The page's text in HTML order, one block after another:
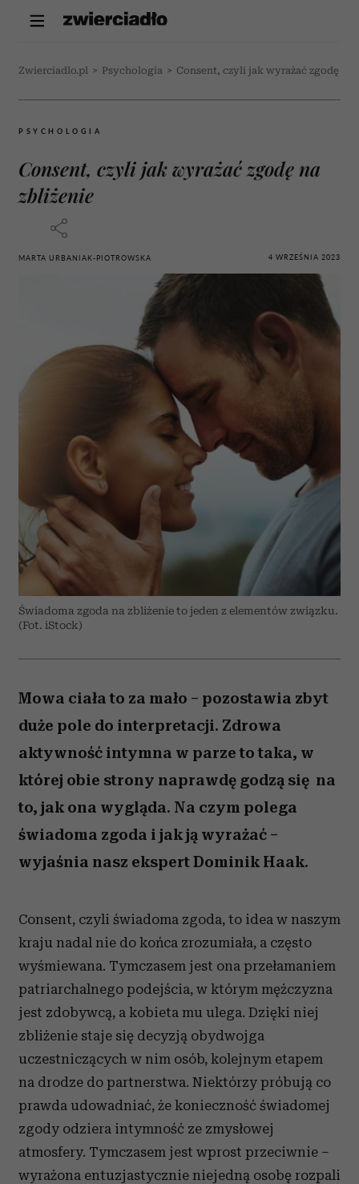
Zwierciadlo.pl > Psychologia > Consent, czyli jak wyrażać zgodę na
PSYCHOLOGIA
Consent, czyli jak wyrażać zgodę na
zbliżenie
MARTA URBANIAK-PIOTROWSKA 4 WRZEŚNIA 2023
Świadoma zgoda na zbliżenie to jeden z elementów związku.
(Fot. iStock)
Mowa ciała to za mało – pozostawia zbyt
duże pole do interpretacji. Zdrowa
aktywność intymna w parze to taka, w
której obie strony naprawdę godzą się na
to, jak ona wygląda. Na czym polega
świadoma zgoda i jak ją wyrażać –
wyjaśnia nasz ekspert Dominik Haak.
Consent, czyli świadoma zgoda, to idea w naszym
kraju nadal nie do końca zrozumiała, a często
wyśmiewana. Tymczasem jest ona przełamaniem
patriarchalnego podejścia, w którym mężczyzna
jest zdobywcą, a kobieta mu ulega. Dzięki niej
zbliżenie staje się decyzją obydwojga
uczestniczących w nim osób, kolejnym etapem
na drodze do partnerstwa. Niektórzy próbują co
prawda udowadniać, że konieczność świadomej
zgody odziera intymność ze zmysłowej
atmosfery. Tymczasem jest wprost przeciwnie –
wyrażona entuzjastycznie niejedną osobę rozpali